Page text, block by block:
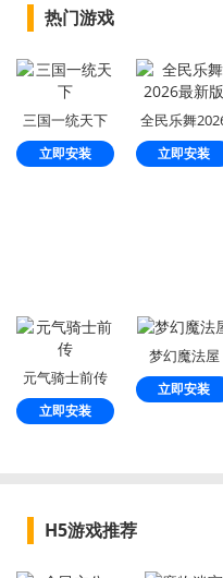
热门游戏
三国一统天下
立即安装
全民乐舞
最新版
立即安装
元气骑士前传
立即安装
梦幻魔法屋
立即安装
H5游戏推荐